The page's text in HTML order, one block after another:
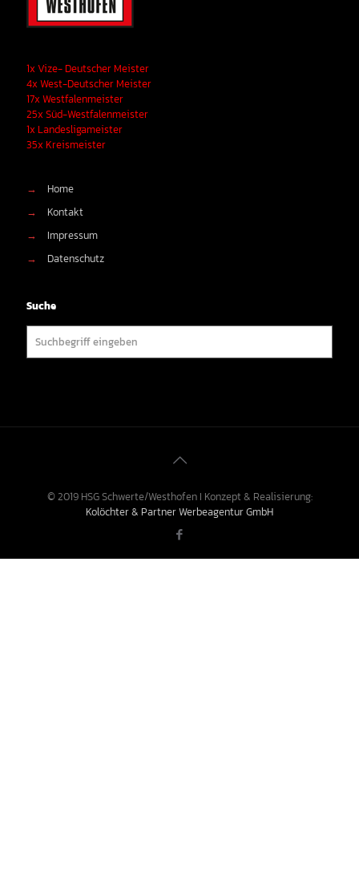
1x Vize- Deutscher Meister
4x West-Deutscher Meister
17x Westfalenmeister
25x Süd-Westfalenmeister
1x Landesligameister
35x Kreismeister
→
Home
→
Kontakt
→
Impressum
→
Datenschutz
Suche
© 2019 HSG Schwerte/Westhofen I Konzept & Realisierung:
Kolöchter & Partner Werbeagentur GmbH